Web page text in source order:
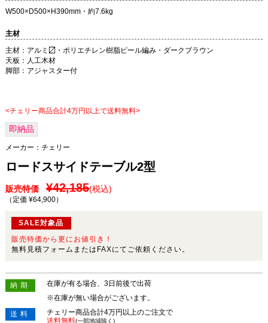
W500×D500×H390mm・約7.6kg
主材
主材：アルミ〼・ポリエチレン樹脂ピール編み・ダークブラウン
天板：人工木材
脚部：アジャスター付
<チェリー商品合計4万円以上で送料無料>
即納品
メーカー： チェリー
ロードスサイドテーブル2型
販売特価 ¥42,185(税込)
（定価 ¥64,900）
SALE対象品
販売特価から更にお値引き！
無料見積フォームまたはFAXにてご依頼ください。
納期
在庫が有る場合、3日前後で出荷
※在庫が無い場合がございます。
送料
チェリー商品合計4万円以上のご注文で
送料無料(一部地域除く)